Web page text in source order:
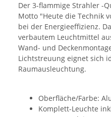
Der 3-flammige Strahler -
Motto "Heute die Technik
bei der Energieeffizienz.
verbautem Leuchtmittel
Wand- und
Lichtstreuung eignet sich
Raumausleuchtung.
Oberfläche/Farbe:
Komplett-Leuchte